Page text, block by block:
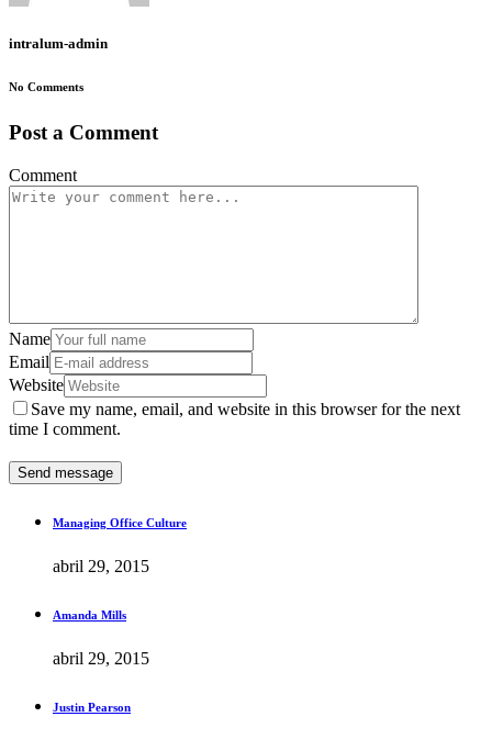
intralum-admin
No Comments
Post a Comment
Comment
Name
Email
Website
Save my name, email, and website in this browser for the next
time I comment.
Managing Office Culture
abril 29, 2015
Amanda Mills
abril 29, 2015
Justin Pearson